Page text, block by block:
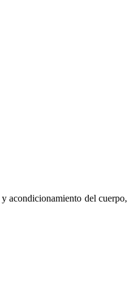
acondicionamiento del cuerpo,